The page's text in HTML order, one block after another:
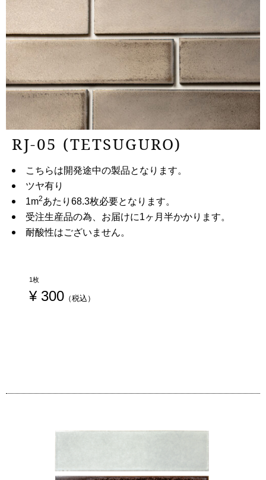
RJ-05 (TETSUGURO)
こちらは開発途中の製品となります。
ツヤ有り
1m2あたり68.3枚必要となります。
受注生産品の為、お届けに1ヶ月半かかります。
耐酸性はございません。
1枚
¥ 300 （税込）